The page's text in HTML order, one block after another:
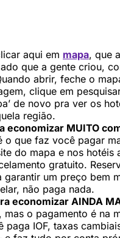
aqui em mapa, que
que a gente criou,
abrir, feche o
clique em
de novo pra ver os
região.
economizar MUITO
o que faz você pagar
do mapa e nos hotéis
gratuito.
garantir um preço bem
não paga nada.
economizar AINDA
mas o pagamento é na
paga IOF, taxas